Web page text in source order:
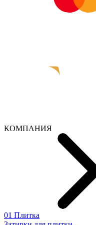
КОМПАНИЯ
01 Плитка